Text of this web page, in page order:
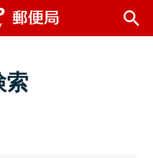
索